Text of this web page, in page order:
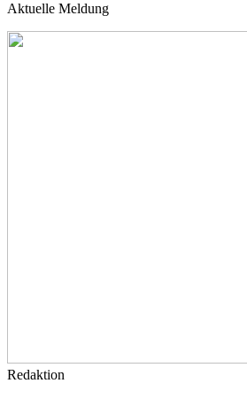
Aktuelle Meldung
Redaktion